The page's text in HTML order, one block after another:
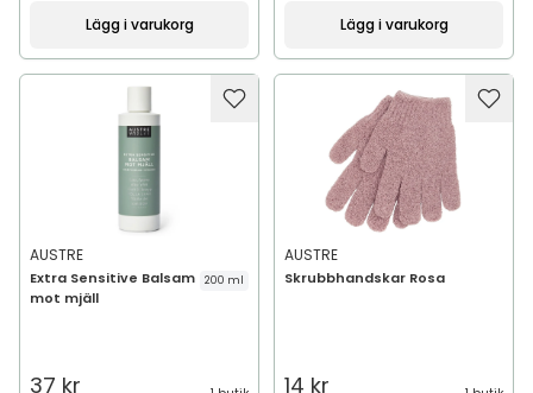
Lägg i varukorg Lägg i varukorg
AUSTRE
Extra Sensitive Balsam
mot mjäll
200 ml
37 kr
AUSTRE
Skrubbhandskar Rosa
14 kr